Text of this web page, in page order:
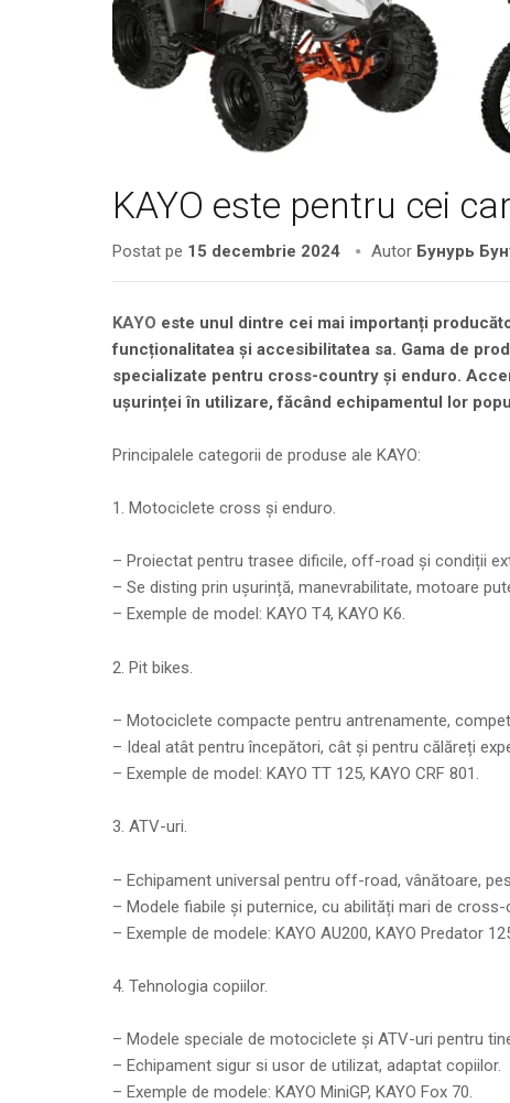
KAYO este pentru cei
Postat pe 15 decembrie 2024 Autor Бунурь
KAYO este unul dintre cei mai importanți
funcționalitatea și accesibilitatea sa. Gama de
specializate pentru cross-country și enduro.
ușurinței în utilizare, făcând echipamentul lor
Principalele categorii de produse ale KAYO:
1. Motociclete cross și enduro.
– Proiectat pentru trasee dificile, off-road și condiții
– Se disting prin ușurință, manevrabilitate, motoare
– Exemple de model: KAYO T4, KAYO K6.
2. Pit bikes.
– Motociclete compacte pentru antrenamente,
– Ideal atât pentru începători, cât și pentru călăreți
– Exemple de model: KAYO TT 125, KAYO CRF 801.
3. ATV-uri.
– Echipament universal pentru off-road, vânătoare,
– Modele fiabile și puternice, cu abilități mari de cross-
– Exemple de modele: KAYO AU200, KAYO Predator
4. Tehnologia copiilor.
– Modele speciale de motociclete și ATV-uri pentru
– Echipament sigur si usor de utilizat, adaptat copiilor.
– Exemple de modele: KAYO MiniGP, KAYO Fox 70.